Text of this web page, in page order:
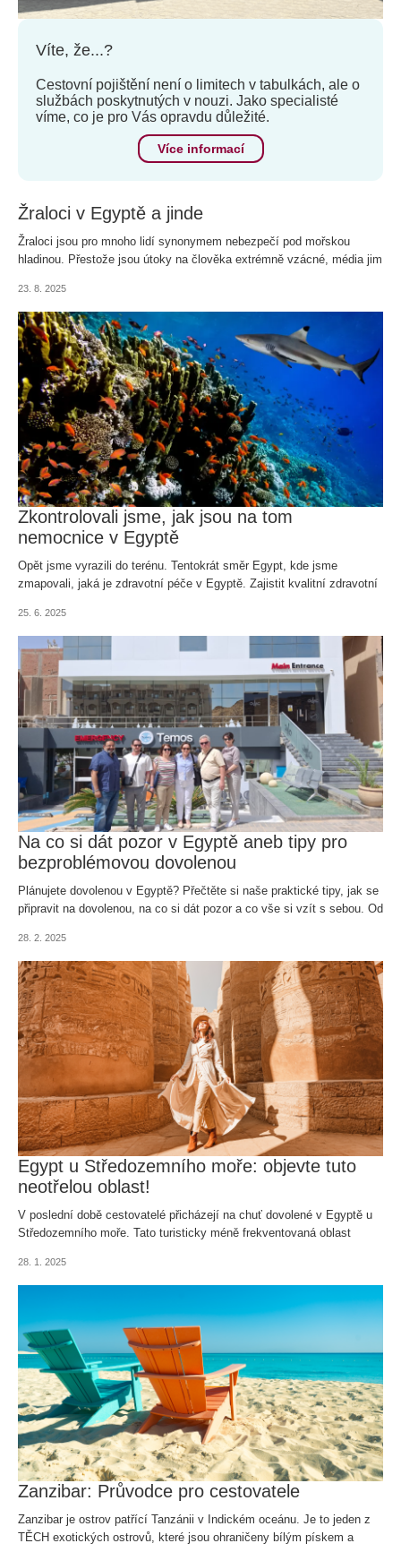
Víte, že...?
Cestovní pojištění není o limitech v tabulkách, ale o
službách poskytnutých v nouzi. Jako specialisté
víme, co je pro Vás opravdu důležité.
Více informací
Žraloci v Egyptě a jinde
Žraloci jsou pro mnoho lidí synonymem nebezpečí pod mořskou
hladinou. Přestože jsou útoky na člověka extrémně vzácné, média jim
23. 8. 2025
Zkontrolovali jsme, jak jsou na tom
nemocnice v Egyptě
Opět jsme vyrazili do terénu. Tentokrát směr Egypt, kde jsme
zmapovali, jaká je zdravotní péče v Egyptě. Zajistit kvalitní zdravotní
samozřejmostí.
25. 6. 2025
Na co si dát pozor v Egyptě aneb tipy pro
bezproblémovou dovolenou
Plánujete dovolenou v Egyptě? Přečtěte si naše praktické tipy, jak se
připravit na dovolenou, na co si dát pozor a co vše si vzít s sebou. Od
bez stresu.
28. 2. 2025
Egypt u Středozemního moře: objevte tuto
neotřelou oblast!
V poslední době cestovatelé přicházejí na chuť dovolené v Egyptě u
Středozemního moře. Tato turisticky méně frekventovaná oblast
28. 1. 2025
Zanzibar: Průvodce pro cestovatele
Zanzibar je ostrov patřící Tanzánii v Indickém oceánu. Je to jeden z
TĚCH exotických ostrovů, které jsou ohraničeny bílým pískem a